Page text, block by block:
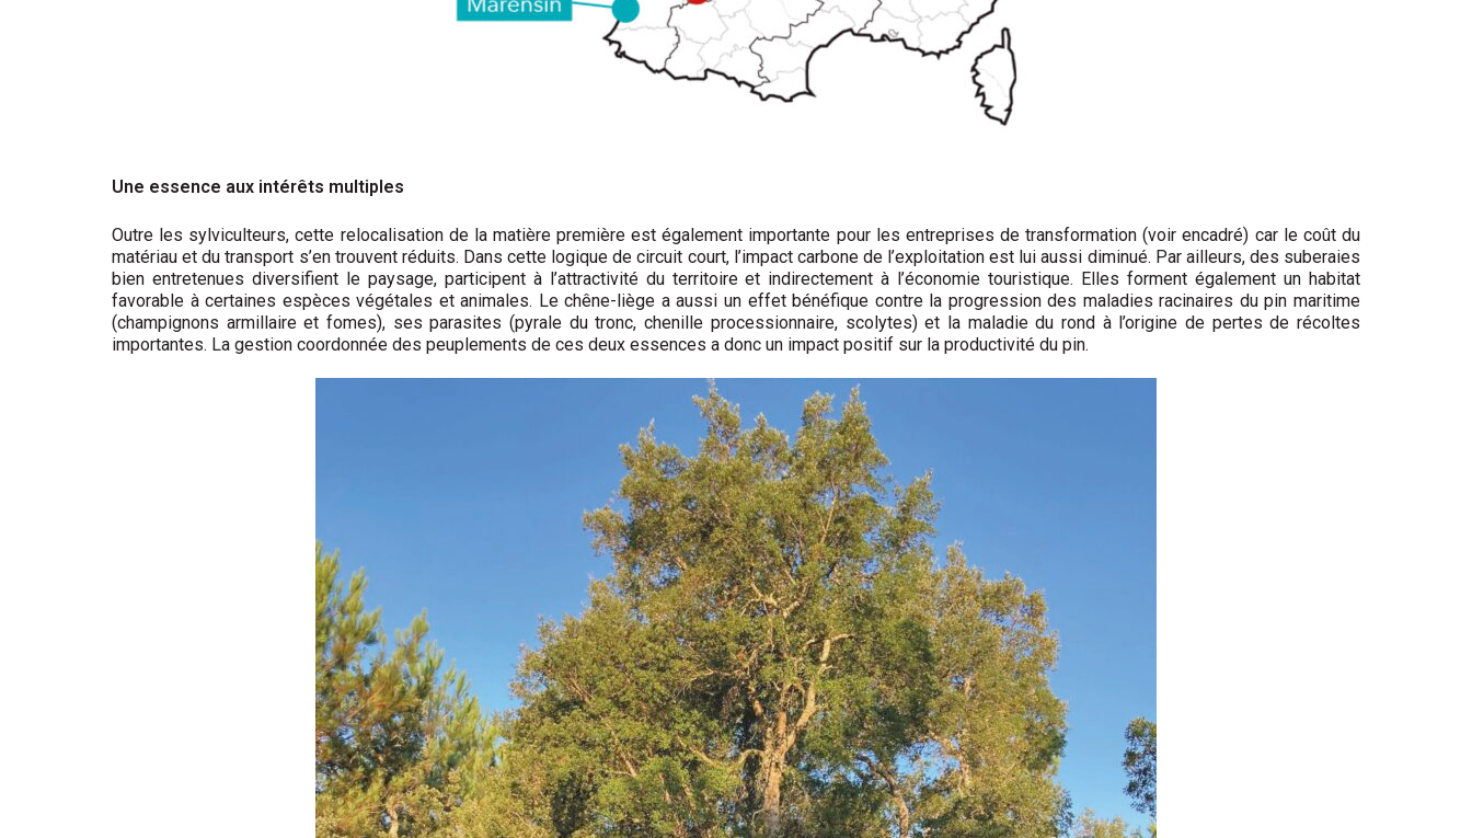
Une essence aux intérêts multiples
Outre les sylviculteurs, cette relocalisation de la matière première est également importante pour les entreprises de transformation (voir encadré) car le coût du
matériau et du transport s’en trouvent réduits. Dans cette logique de circuit court, l’impact carbone de l’exploitation est lui aussi diminué. Par ailleurs, des suberaies
bien entretenues diversifient le paysage, participent à l’attractivité du territoire et indirectement à l’économie touristique. Elles forment également un habitat
favorable à certaines espèces végétales et animales. Le chêne-liège a aussi un effet bénéfique contre la progression des maladies racinaires du pin maritime
(champignons armillaire et fomes), ses parasites (pyrale du tronc, chenille processionnaire, scolytes) et la maladie du rond à l’origine de pertes de récoltes
importantes. La gestion coordonnée des peuplements de ces deux essences a donc un impact positif sur la productivité du pin.